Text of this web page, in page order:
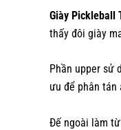
Giày Pickleball
thấy đôi giày
Phần upper sử
ưu để phân tán
Đế ngoài làm